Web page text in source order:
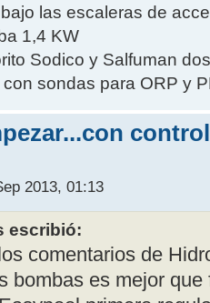
las escaleras de
1,4 KW
Sodico y Salfuman
sondas para ORP y
2013, 01:13
escribió:
comentarios de
bombas es mejor